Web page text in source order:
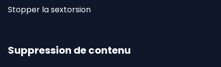
Stopper la sextorsion
Suppression de contenu